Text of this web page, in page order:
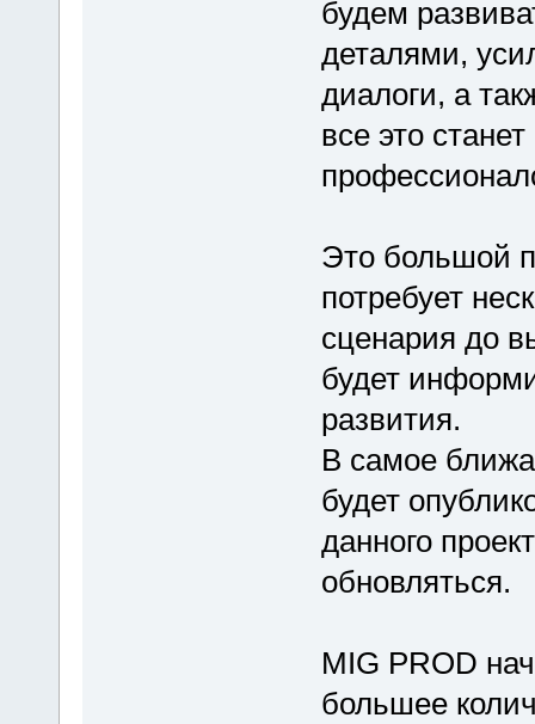
будем
деталями,
диалоги, а
все это
Это большой
потребует
сценария до
будет
развития.
В самое
будет
данного
обновляться.
MIG PROD
большее